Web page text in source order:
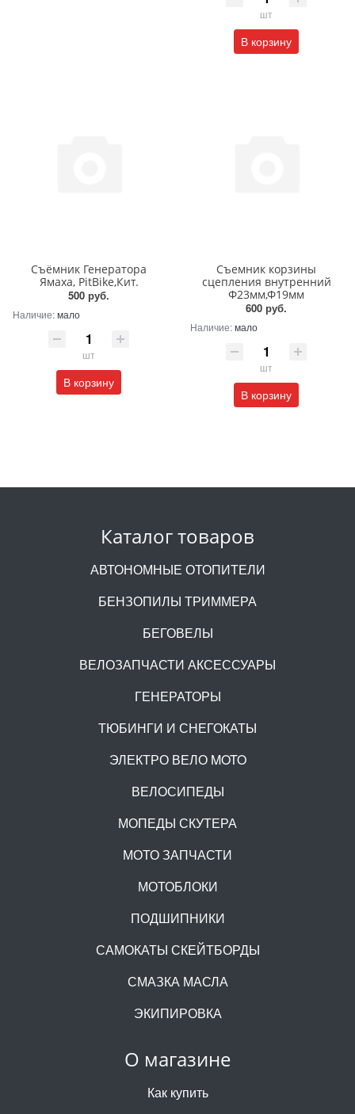
шт
В корзину
Съёмник Генератора
Ямаха, PitBike,Кит.
500 руб.
Наличие:мало
шт
В корзину
Съемник корзины
сцепления внутренний
Ф23мм,Ф19мм
600 руб.
Наличие:мало
шт
В корзину
О магазине
Как купить
Каталог товаров
АВТОНОМНЫЕ ОТОПИТЕЛИ
БЕНЗОПИЛЫ ТРИММЕРА
БЕГОВЕЛЫ
ВЕЛОЗАПЧАСТИ АКСЕССУАРЫ
ГЕНЕРАТОРЫ
ТЮБИНГИ И СНЕГОКАТЫ
ЭЛЕКТРО ВЕЛО MOTO
ВЕЛОСИПЕДЫ
МОПЕДЫ СКУТЕРА
МОТО ЗАПЧАСТИ
МОТОБЛОКИ
ПОДШИПНИКИ
САМОКАТЫ СКЕЙТБОРДЫ
СМАЗКА МАСЛА
ЭКИПИРОВКА